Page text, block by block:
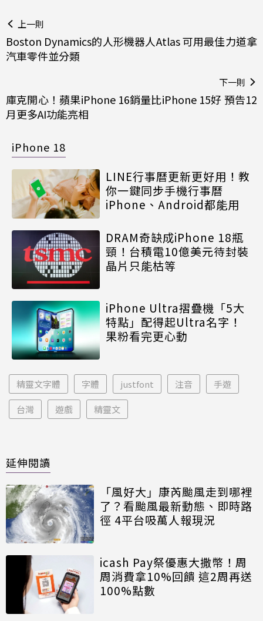
上一則
Boston Dynamics的人形機器人Atlas 可用最佳力道拿
汽車零件並分類
下一則
庫克開心！蘋果iPhone 16銷量比iPhone 15好 預告12
月更多AI功能亮相
iPhone 18
LINE行事曆更新更好用！教
你一鍵同步手機行事曆
iPhone、Android都能用
DRAM奇缺成iPhone 18瓶
頸！台積電10億美元待封裝
晶片只能枯等
iPhone Ultra摺疊機「5大
特點」配得起Ultra名字！
果粉看完更心動
精靈文字體 字體 justfont 注音 手遊
台灣 遊戲 精靈文
延伸閱讀
「風好大」康芮颱風走到哪裡
了？看颱風最新動態、即時路
徑 4平台吸萬人報現況
icash Pay祭優惠大撒幣！周
周消費拿10%回饋 這2周再送
100%點數